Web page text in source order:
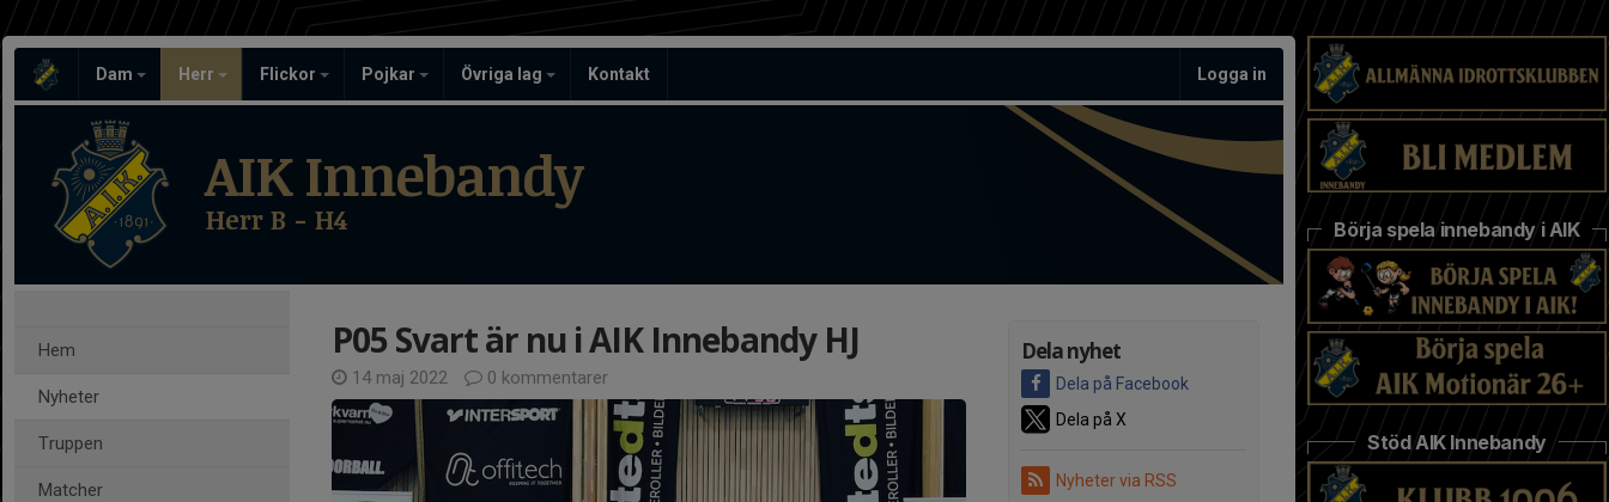
Dam Herr Flickor Pojkar Övriga lag Kontakt Logga in
AIK Innebandy
Herr B - H4
Hem
Nyheter
Truppen
Matcher
Dela nyhet
Dela på Facebook
Dela på X
Nyheter via RSS
P05 Svart är nu i AIK Innebandy HJ
14 maj 2022 0 kommentarer
Börja spela innebandy i AIK
Stöd AIK Innebandy